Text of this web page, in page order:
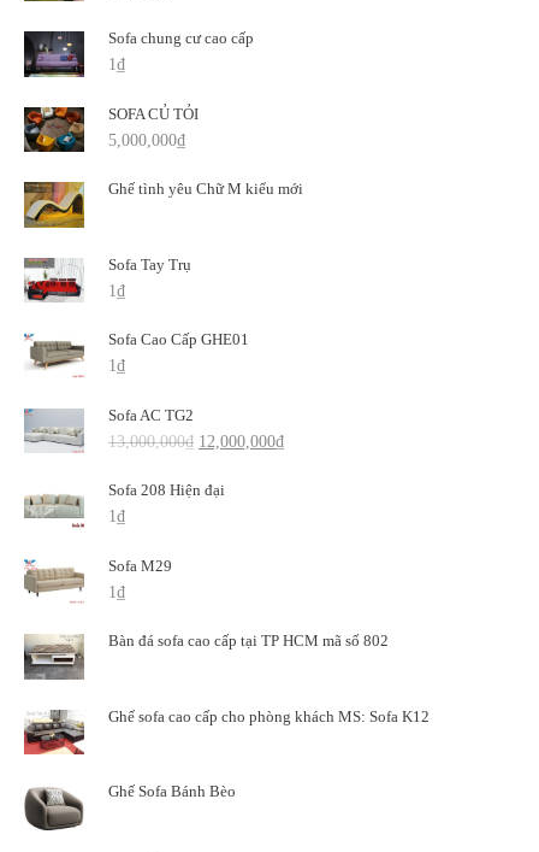
Sofa chung cư cao cấp
1₫
SOFA CỦ TỎI
5,000,000₫
Ghế tình yêu Chữ M kiểu mới
Sofa Tay Trụ
1₫
Sofa Cao Cấp GHE01
1₫
Sofa AC TG2
13,000,000₫ 12,000,000₫
Sofa 208 Hiện đại
1₫
Sofa M29
1₫
Bàn đá sofa cao cấp tại TP HCM mã số 802
Ghế sofa cao cấp cho phòng khách MS: Sofa K12
Ghế Sofa Bánh Bèo